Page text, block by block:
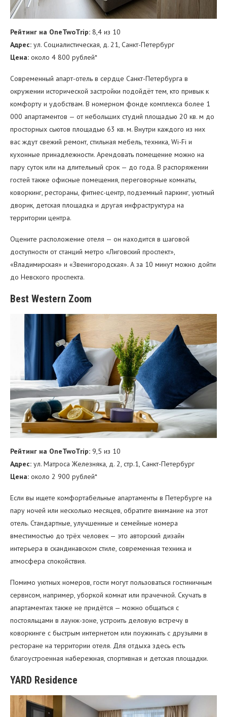
Рейтинг на OneTwoTrip: 8,4 из 10
Адрес: ул. Социалистическая, д. 21, Санкт-Петербург
Цена: около 4 800 рублей*
Современный апарт-отель в сердце Санкт-Петербурга в
окружении исторической застройки подойдёт тем, кто привык к
комфорту и удобствам. В номерном фонде комплекса более 1
000 апартаментов — от небольших студий площадью 20 кв. м до
просторных сьютов площадью 63 кв. м. Внутри каждого из них
вас ждут свежий ремонт, стильная мебель, техника, Wi-Fi и
кухонные принадлежности. Арендовать помещение можно на
пару суток или на длительный срок — до года. В распоряжении
гостей также офисные помещения, переговорные комнаты,
коворкинг, рестораны, фитнес-центр, подземный паркинг, уютный
дворик, детская площадка и другая инфраструктура на
территории центра.
Оцените расположение отеля — он находится в шаговой
доступности от станций метро «‎Лиговский проспект»,
«Владимирская» и «Звенигородская». А за 10 минут можно дойти
до Невского проспекта.
Best Western Zoom
Рейтинг на OneTwoTrip: 9,5 из 10
Адрес: ул. Матроса Железняка, д. 2, стр.1, Санкт-Петербург
Цена: около 2 900 рублей*
Если вы ищете комфортабельные апартаменты в Петербурге на
пару ночей или несколько месяцев, обратите внимание на этот
отель. Стандартные, улучшенные и семейные номера
вместимостью до трёх человек — это авторский дизайн
интерьера в скандинавском стиле, современная техника и
атмосфера спокойствия.
Помимо уютных номеров, гости могут пользоваться гостиничным
сервисом, например, уборкой комнат или прачечной. Скучать в
апартаментах также не придётся — можно общаться с
постояльцами в лаунж-зоне, устроить деловую встречу в
коворкинге с быстрым интернетом или поужинать с друзьями в
ресторане на территории отеля. Для отдыха здесь есть
благоустроенная набережная, спортивная и детская площадки.
YARD Residence